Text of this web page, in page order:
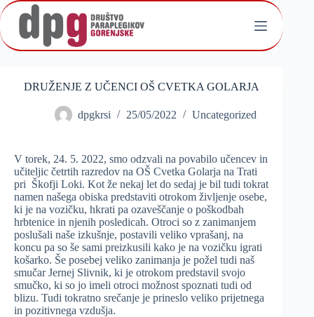
Skip
to
content
DRUŽENJE Z UČENCI OŠ CVETKA GOLARJA
dpgkrsi 25/05/2022 Uncategorized
V torek, 24. 5. 2022, smo odzvali na povabilo učencev in
učiteljic četrtih razredov na OŠ Cvetka Golarja na Trati
pri Škofji Loki. Kot že nekaj let do sedaj je bil tudi tokrat
namen našega obiska predstaviti otrokom življenje osebe,
ki je na vozičku, hkrati pa ozaveščanje o poškodbah
hrbtenice in njenih posledicah. Otroci so z zanimanjem
poslušali naše izkušnje, postavili veliko vprašanj, na
koncu pa so še sami preizkusili kako je na vozičku igrati
košarko. Še posebej veliko zanimanja je požel tudi naš
smučar Jernej Slivnik, ki je otrokom predstavil svojo
smučko, ki so jo imeli otroci možnost spoznati tudi od
blizu. Tudi tokratno srečanje je prineslo veliko prijetnega
in pozitivnega vzdušja.